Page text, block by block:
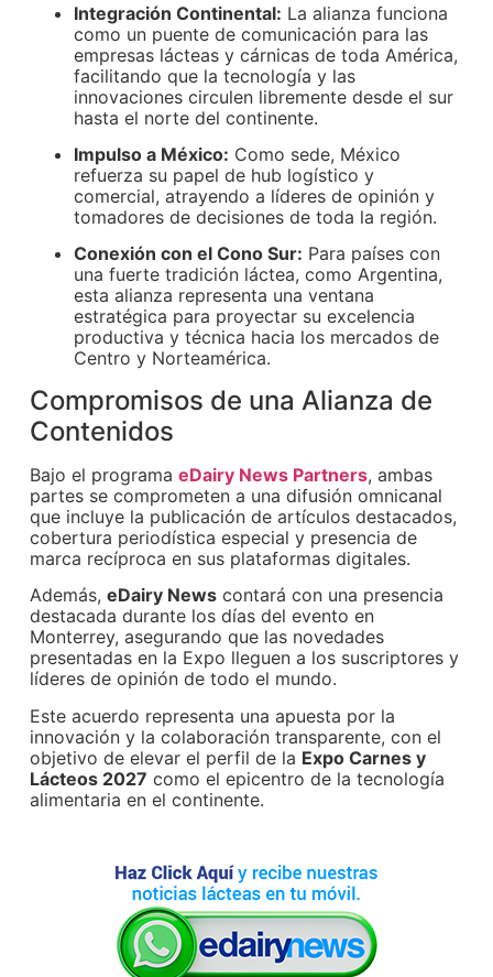
Integración Continental: La alianza funciona
como un puente de comunicación para las
empresas lácteas y cárnicas de toda América,
facilitando que la tecnología y las
innovaciones circulen libremente desde el sur
hasta el norte del continente.
Impulso a México: Como sede, México
refuerza su papel de hub logístico y
comercial, atrayendo a líderes de opinión y
tomadores de decisiones de toda la región.
Conexión con el Cono Sur: Para países con
una fuerte tradición láctea, como Argentina,
esta alianza representa una ventana
estratégica para proyectar su excelencia
productiva y técnica hacia los mercados de
Centro y Norteamérica.
Compromisos de una Alianza de
Contenidos
Bajo el programaeDairy News Partners, ambas
partes se comprometen a una difusión omnicanal
que incluye la publicación de artículos destacados,
cobertura periodística especial y presencia de
marca recíproca en sus plataformas digitales.
Además,eDairy News contará con una presencia
destacada durante los días del evento en
Monterrey, asegurando que las novedades
presentadas en la Expo lleguen a los suscriptores y
líderes de opinión de todo el mundo.
Este acuerdo representa una apuesta por la
innovación y la colaboración transparente, con el
objetivo de elevar el perfil de la Expo Carnes y
Lácteos 2027 como el epicentro de la tecnología
alimentaria en el continente.